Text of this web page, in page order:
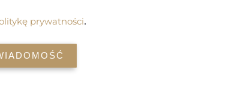
prywatności.